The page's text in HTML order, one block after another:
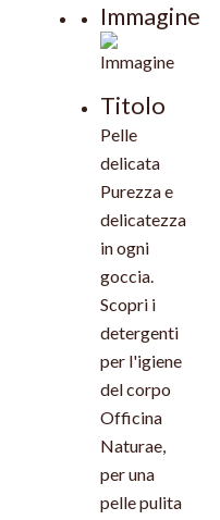
Immagine
Titolo
Pelle
delicata
Purezza e
delicatezza
in ogni
goccia.
Scopri i
detergenti
per l'igiene
del corpo
Officina
Naturae,
per una
pelle pulita